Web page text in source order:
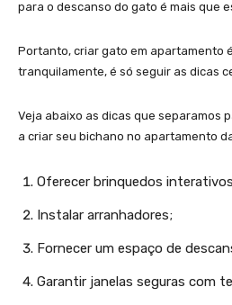
para o descanso do gato é mais que
Portanto, criar gato em apartamento
tranquilamente, é só seguir as dicas
Veja abaixo as dicas que separamos
a criar seu bichano no apartamento
Oferecer brinquedos
Instalar arranhadores;
Fornecer um espaço de
Garantir janelas seguras com